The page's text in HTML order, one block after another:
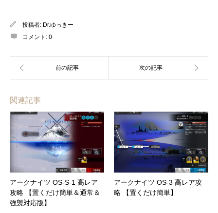
投稿者: Dr.ゆっきー
コメント: 0
関連記事
アークナイツ OS-S-1 高レア
攻略 【置くだけ簡単＆通常＆
強襲対応版】
アークナイツ OS-3 高レア攻
略 【置くだけ簡単】